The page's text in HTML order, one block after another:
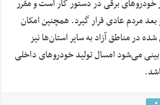
خودروهای برقی در دستور کار است و مقرر
بعد مردم عادی قرار گیرد. همچنین امکان
در مناطق آزاد به سایر استان‌ها نیز
می‌شود امسال تولید خودروهای داخلی